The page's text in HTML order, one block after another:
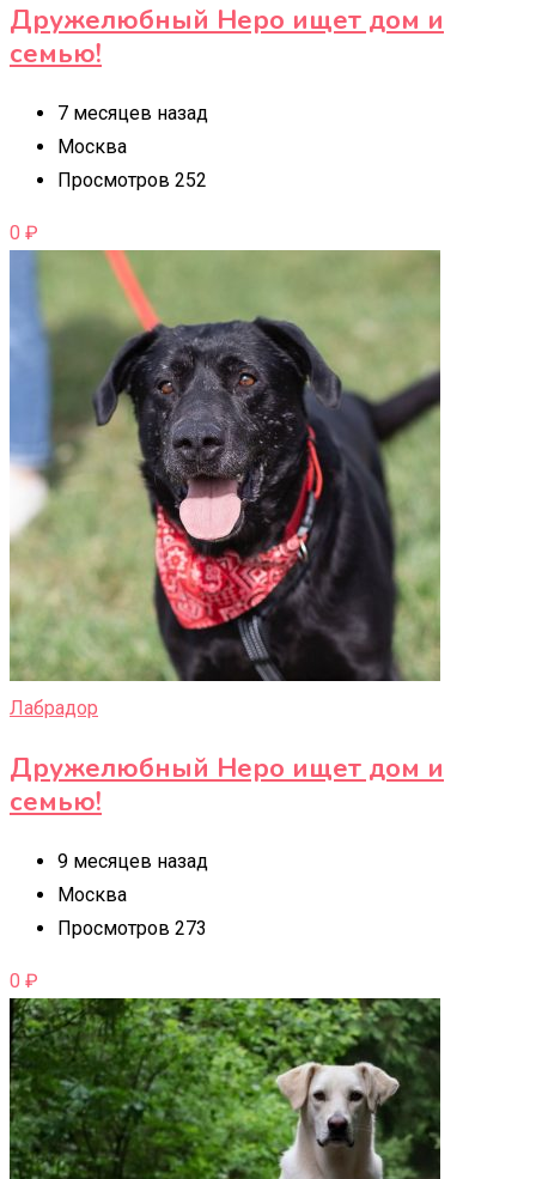
Дружелюбный Неро ищет дом и
семью!
7 месяцев назад
Москва
Просмотров 252
0 ₽
Лабрадор
Дружелюбный Неро ищет дом и
семью!
9 месяцев назад
Москва
Просмотров 273
0 ₽